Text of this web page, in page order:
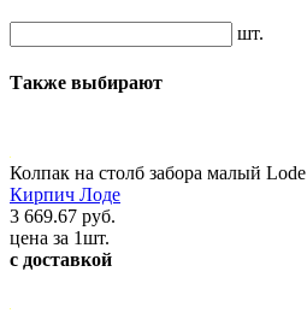
шт.
Также выбирают
Колпак на столб забора малый Lode
Кирпич Лоде
3 669.67 руб.
цена за 1шт.
с доставкой